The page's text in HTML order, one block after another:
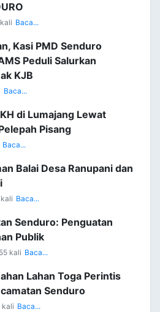
Baca...
Kasi PMD Senduro
Peduli Salurkan
KJB
Baca...
di Lumajang Lewat
Pisang
Baca...
Balai Desa Ranupani dan
Baca...
Senduro: Penguatan
Publik
kali Baca...
Lahan Toga Perintis
Senduro
kali Baca...